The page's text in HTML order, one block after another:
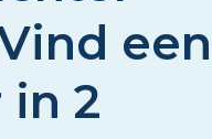
een
2